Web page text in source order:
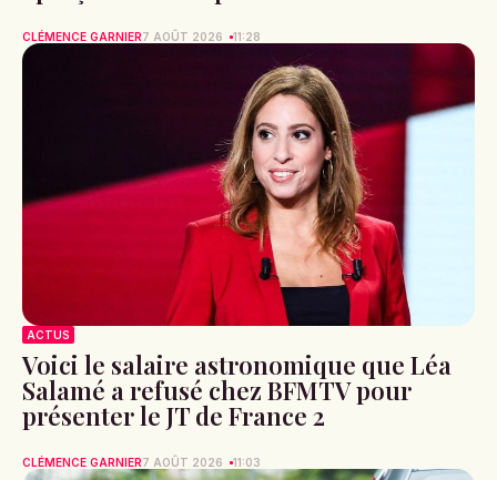
CLÉMENCE GARNIER7 AOÛT 2026 11:28
ACTUS
Voici le salaire astronomique que Léa
Salamé a refusé chez BFMTV pour
présenter le JT de France 2
CLÉMENCE GARNIER7 AOÛT 2026 11:03